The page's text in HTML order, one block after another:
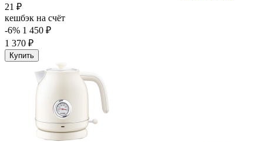
21 ₽
кешбэк на счёт
-6% 1 450 ₽
1 370 ₽
Купить